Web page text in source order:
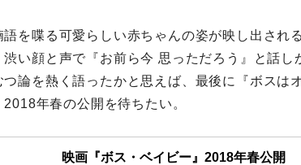
を喋る可愛らしい赤ちゃんの姿が映し出され
い顔と声で『お前ら今 思っただろう』と話し
論を熱く語ったかと思えば、最後に『ボスは
年春の公開を待ちたい。
映画『ボス・ベイビー』2018年春公開